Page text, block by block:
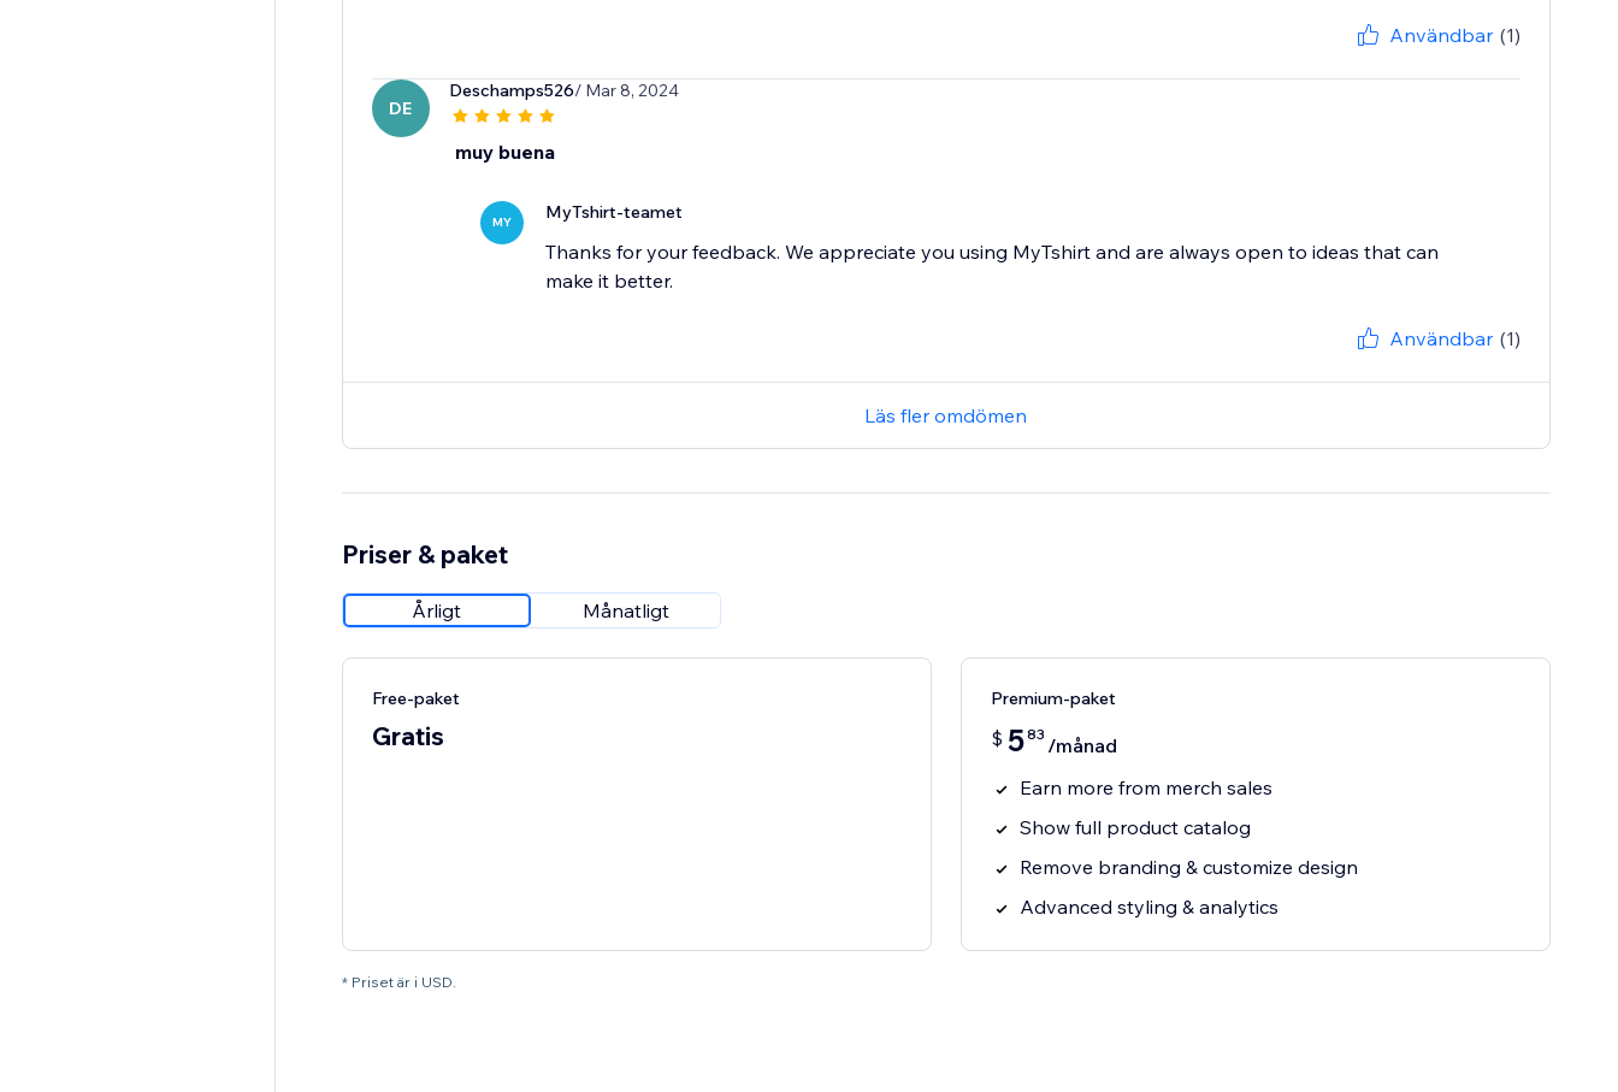
Användbar (1)
DE
Deschamps526/ Mar 8, 2024
muy buena
MY MyTshirt-teamet
Thanks for your feedback. We appreciate you using MyTshirt and are always open to ideas that can
make it better.
Användbar (1)
Läs fler omdömen
Priser & paket
Årligt Månatligt
Free-paket
Gratis
Premium-paket
$ 583 /månad
Earn more from merch sales
Show full product catalog
Remove branding & customize design
Advanced styling & analytics
* Priset är i USD.